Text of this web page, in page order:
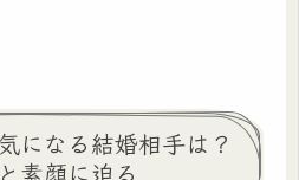
になる結婚相手は？
素顔に迫る